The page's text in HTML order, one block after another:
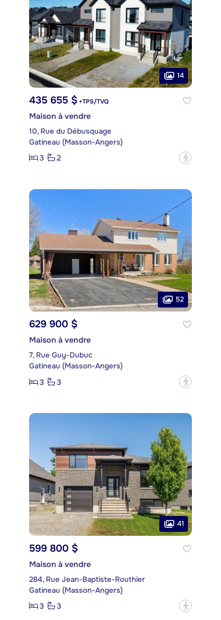
14
435 655 $ +TPS/TVQ
Maison à vendre
10, Rue du Débusquage
Gatineau (Masson-Angers)
3
2 ?
52
629 900 $
Maison à vendre
7, Rue Guy-Dubuc
Gatineau (Masson-Angers)
3
3 ?
41
599 800 $
Maison à vendre
284, Rue Jean-Baptiste-Routhier
Gatineau (Masson-Angers)
3
3 ?